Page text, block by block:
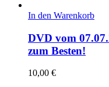
In den Warenkorb
DVD vom
zum Besten!
10,00 €